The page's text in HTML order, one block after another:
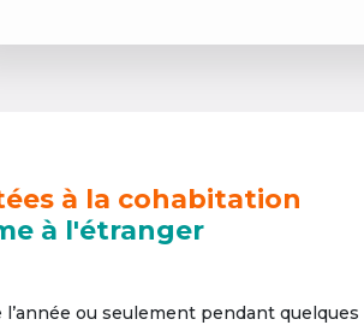
à la cohabitation
à l'étranger
ou seulement pendant quelques